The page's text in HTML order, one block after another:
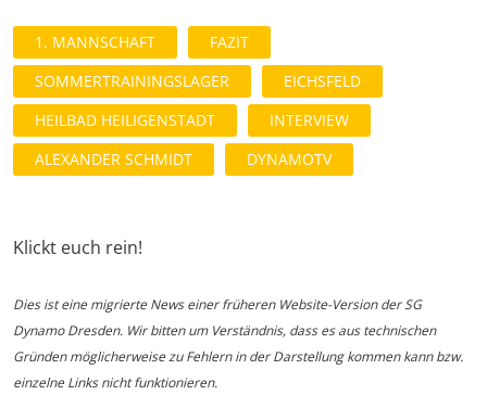
1. MANNSCHAFT
FAZIT
SOMMERTRAININGSLAGER
EICHSFELD
HEILBAD HEILIGENSTADT
INTERVIEW
ALEXANDER SCHMIDT
DYNAMOTV
Klickt euch rein!
Dies ist eine migrierte News einer früheren Website-Version der SG
Dynamo Dresden. Wir bitten um Verständnis, dass es aus technischen
Gründen möglicherweise zu Fehlern in der Darstellung kommen kann bzw.
einzelne Links nicht funktionieren.